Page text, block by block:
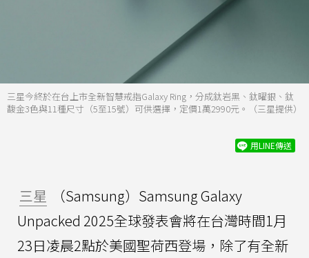
三星今終於在台上市全新智慧戒指Galaxy Ring，分成鈦岩黑、鈦曜銀、鈦
馥金3色與11種尺寸（5至15號）可供選擇，定價1萬2990元。（三星提供）
用LINE傳送
三星
（Samsung）Samsung Galaxy
Unpacked 2025全球發表會將在台灣時間1月
23日凌晨2點於美國聖荷西登場，除了有全新